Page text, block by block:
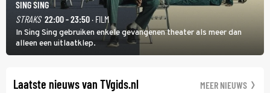
SING SING
STRAKS 22:00 - 23:50· FILM
In Sing Sing gebruiken enkele gevangenen theater als meer dan
alleen een uitlaatklep.
Laatste nieuws van TVgids.nl MEER NIEUWS